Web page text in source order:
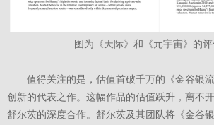
图为《天际》和《元宇宙》的
值得关注的是，估值首破千万的《金谷银
创新的代表之作。这幅作品的估值跃升，离不
舒尔茨的深度合作。舒尔茨及其团队将《金谷